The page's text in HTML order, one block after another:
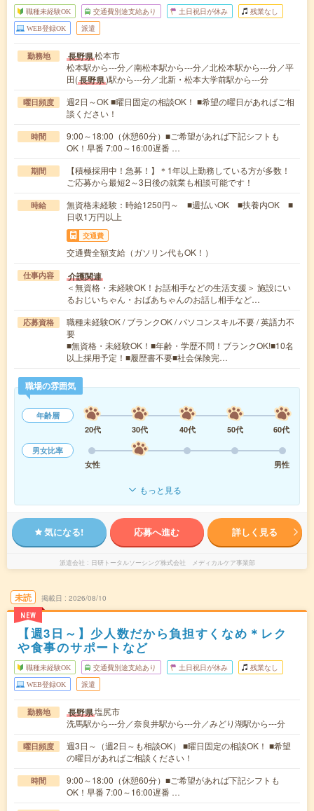
職種未経験OK 交通費別途支給あり 土日祝日が休み 残業なし
WEB登録OK 派遣
勤務地 長野県松本市
松本駅から---分／南松本駅から---分／北松本駅から---分／平
田(長野県)駅から---分／北新・松本大学前駅から---分
曜日頻度
週2日～OK ■曜日固定の相談OK！ ■希望の曜日があればご相
談ください！
時間
9:00～18:00（休憩60分）■ご希望があれば下記シフトも
OK！早番 7:00～16:00遅番 …
期間
【積極採用中！急募！】＊1年以上勤務している方が多数！
ご応募から最短2～3日後の就業も相談可能です！
時給
無資格未経験：時給1250円～ ■週払いOK ■扶養内OK ■
日収1万円以上
交通費
交通費全額支給（ガソリン代もOK！）
仕事内容 介護関連
＜無資格・未経験OK！お話相手などの生活支援＞ 施設にい
るおじいちゃん・おばあちゃんのお話し相手など…
応募資格
職種未経験OK / ブランクOK / パソコンスキル不要 / 英語力不
要
■無資格・未経験OK！■年齢・学歴不問！ブランクOK!■10名
以上採用予定！■履歴書不要■社会保険完…
職場の雰囲気
年齢層
20代
30代 40代 50代
60代
男女比率
女性
男性
もっと見る
気になる! 応募へ進む 詳しく見る
派遣会社 日研トータルソーシング株式会社 メディカルケア事業部
未読
NEW
掲載日 2026/08/10
【週3日～】少人数だから負担すくなめ＊レク
や食事のサポートなど
職種未経験OK 交通費別途支給あり 土日祝日が休み 残業なし
WEB登録OK 派遣
勤務地 長野県塩尻市
洗馬駅から---分／奈良井駅から---分／みどり湖駅から---分
曜日頻度
週3日～（週2日～も相談OK） ■曜日固定の相談OK！ ■希望
の曜日があればご相談ください！
時間
9:00～18:00（休憩60分）■ご希望があれば下記シフトも
OK！早番 7:00～16:00遅番 …